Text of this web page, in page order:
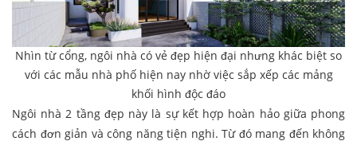
Nhìn từ cổng, ngôi nhà có vẻ đẹp hiện đại nhưng khác biệt so
với các mẫu nhà phố hiện nay nhờ việc sắp xếp các mảng
khối hình độc đáo
Ngôi nhà 2 tầng đẹp này là sự kết hợp hoàn hảo giữa phong
cách đơn giản và công năng tiện nghi. Từ đó mang đến không